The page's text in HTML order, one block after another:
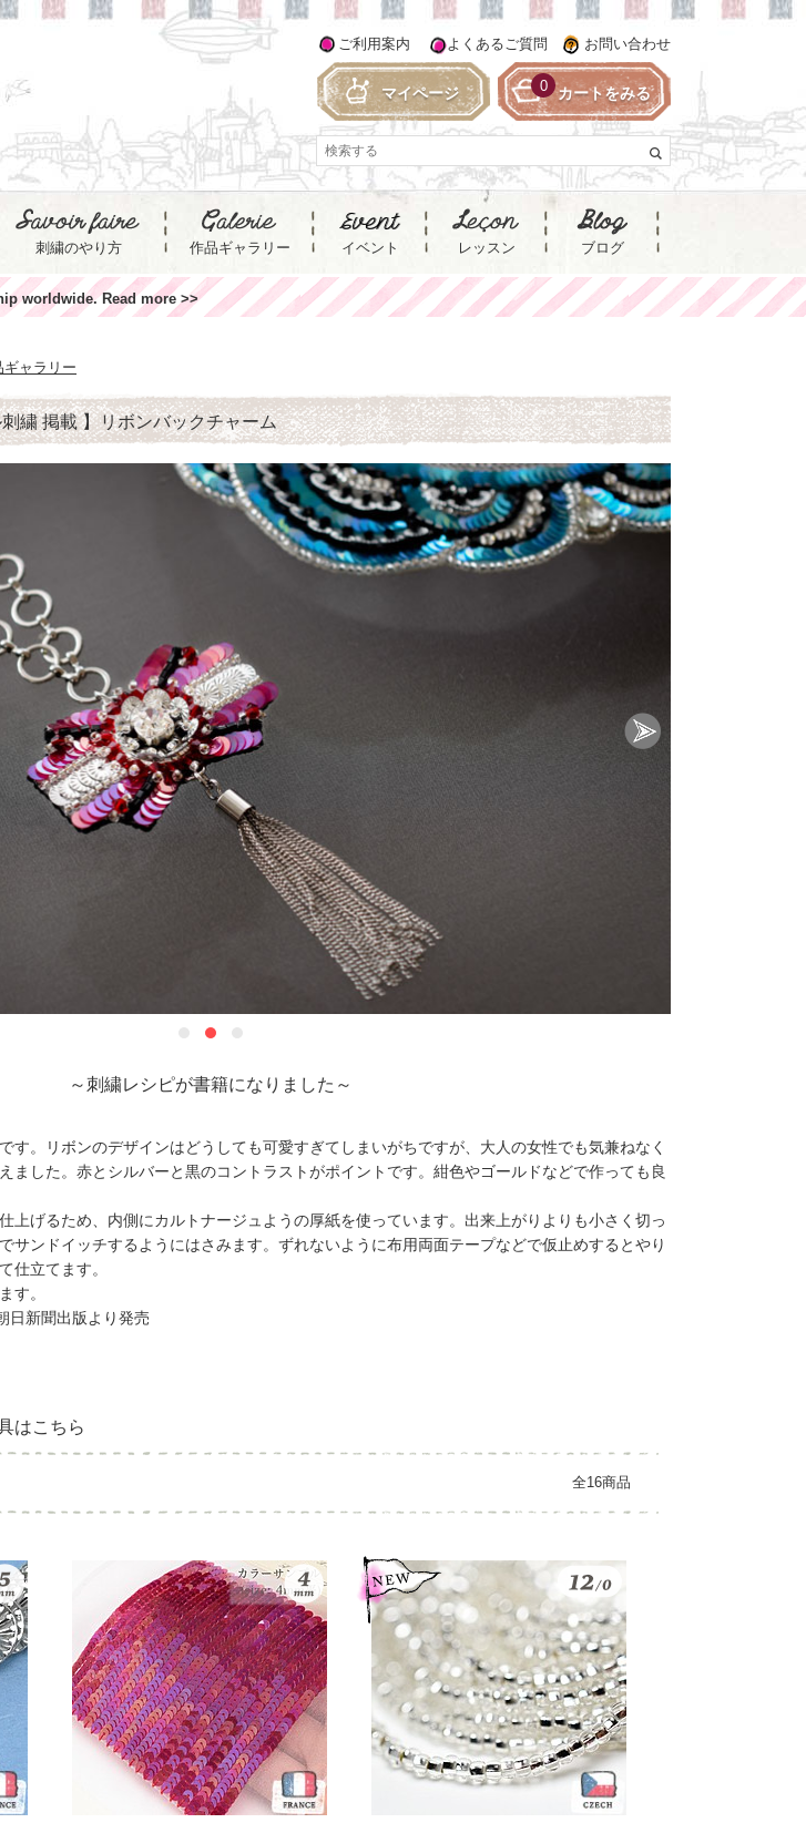
刺繍のやり方 作品ギャラリー イベント レッスン ブログ
ご利用案内 よくあるご質問 お問い合わせ
マイページ カートをみる
0
worldwide. Read more >>
ャラリー
繍 掲載 】リボンバックチャーム
～刺繍レシピが書籍になりました～
す。リボンのデザインはどうしても可愛すぎてしまいがちですが、大人の女性でも気兼ねなく
ました。赤とシルバーと黒のコントラストがポイントです。紺色やゴールドなどで作っても良
上げるため、内側にカルトナージュようの厚紙を使っています。出来上がりよりも小さく切っ
サンドイッチするようにはさみます。ずれないように布用両面テープなどで仮止めするとやり
仕立てます。
す。
日新聞出版より発売
はこちら
全16商品